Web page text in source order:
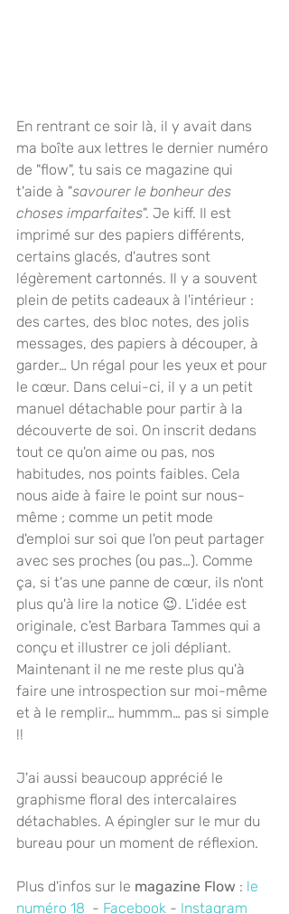
En rentrant ce soir là, il y avait dans
ma boîte aux lettres le dernier numéro
de "flow", tu sais ce magazine qui
t'aide à "savourer le bonheur des
choses imparfaites". Je kiff. Il est
imprimé sur des papiers différents,
certains glacés, d'autres sont
légèrement cartonnés. Il y a souvent
plein de petits cadeaux à l'intérieur :
des cartes, des bloc notes, des jolis
messages, des papiers à découper, à
garder… Un régal pour les yeux et pour
le cœur. Dans celui-ci, il y a un petit
manuel détachable pour partir à la
découverte de soi. On inscrit dedans
tout ce qu'on aime ou pas, nos
habitudes, nos points faibles. Cela
nous aide à faire le point sur nous-
même ; comme un petit mode
d'emploi sur soi que l'on peut partager
avec ses proches (ou pas…). Comme
ça, si t'as une panne de cœur, ils n'ont
plus qu'à lire la notice 😉. L'idée est
originale, c'est Barbara Tammes qui a
conçu et illustrer ce joli dépliant.
Maintenant il ne me reste plus qu'à
faire une introspection sur moi-même
et à le remplir… hummm… pas si simple
!!
J'ai aussi beaucoup apprécié le
graphisme floral des intercalaires
détachables. A épingler sur le mur du
bureau pour un moment de réflexion.
Plus d'infos sur le magazine Flow : le
numéro 18
  -
Facebook - Instagram